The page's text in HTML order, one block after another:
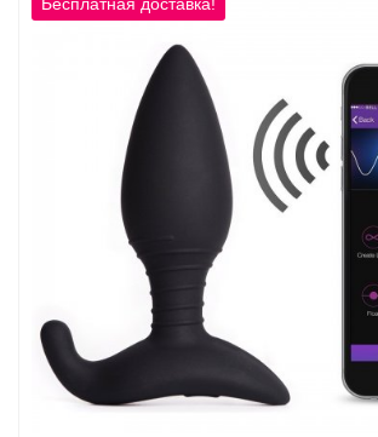
Конфиденциальность
Гарантии и возврат
Беспроцентная рассрочка